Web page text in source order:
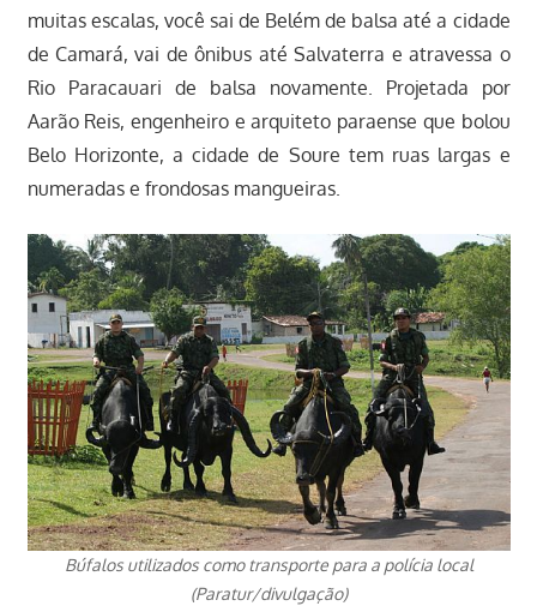
muitas escalas, você sai de Belém de balsa até a cidade
de Camará, vai de ônibus até Salvaterra e atravessa o
Rio Paracauari de balsa novamente. Projetada por
Aarão Reis, engenheiro e arquiteto paraense que bolou
Belo Horizonte, a cidade de Soure tem ruas largas e
numeradas e frondosas mangueiras.
Búfalos utilizados como transporte para a polícia local
(Paratur/divulgação)